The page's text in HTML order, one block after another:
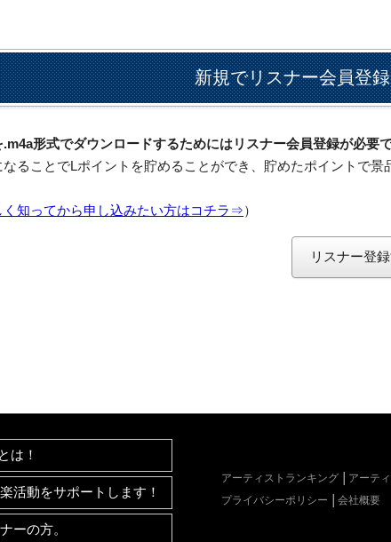
新規でリスナー会員登
形式でダウンロードするためにはリスナー会員登録が必要で
なることでLポイントを貯めることができ、貯めたポイントで
く知ってから申し込みたい方はコチラ⇒）
リスナー登
は！
活動をサポートします！
ーの方。
アーティストランキング アーテ
プライバシーポリシー
会社概要